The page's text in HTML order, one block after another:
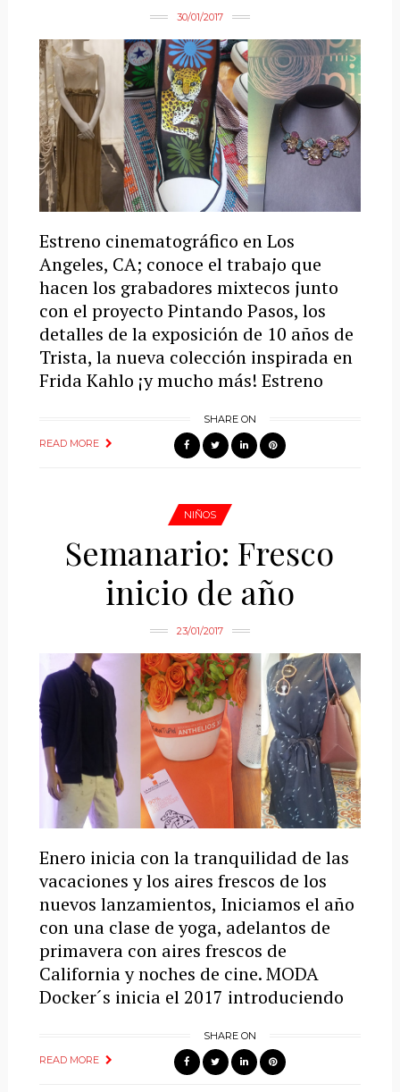
30/01/2017
Estreno cinematográfico en Los
Angeles, CA; conoce el trabajo que
hacen los grabadores mixtecos junto
con el proyecto Pintando Pasos, los
detalles de la exposición de 10 años de
Trista, la nueva colección inspirada en
Frida Kahlo ¡y mucho más! Estreno
READ MORE
SHARE ON
NIÑOS
Semanario: Fresco
inicio de año
23/01/2017
Enero inicia con la tranquilidad de las
vacaciones y los aires frescos de los
nuevos lanzamientos, Iniciamos el año
con una clase de yoga, adelantos de
primavera con aires frescos de
California y noches de cine. MODA
Docker´s inicia el 2017 introduciendo
READ MORE
SHARE ON